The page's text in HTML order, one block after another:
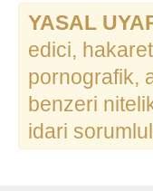
YASAL
edici,
pornografik,
benzeri
idari